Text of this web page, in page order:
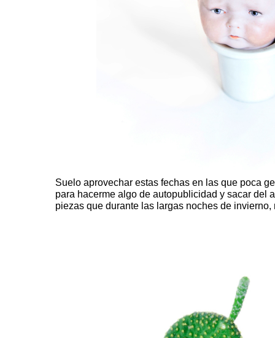
Suelo aprovechar estas fechas en las que poca
para hacerme algo de autopublicidad y sacar del
piezas que durante las largas noches de invierno,